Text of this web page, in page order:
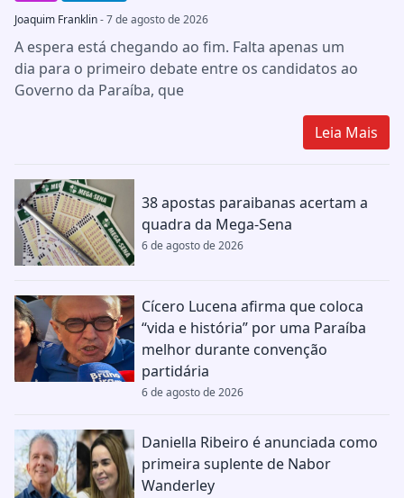
Joaquim Franklin- 7 de agosto de 2026
A espera está chegando ao fim. Falta apenas um
dia para o primeiro debate entre os candidatos ao
Governo da Paraíba, que
Leia Mais
38 apostas paraibanas acertam a
quadra da Mega-Sena
6 de agosto de 2026
Cícero Lucena afirma que coloca
“vida e história” por uma Paraíba
melhor durante convenção
partidária
6 de agosto de 2026
Daniella Ribeiro é anunciada como
primeira suplente de Nabor
Wanderley